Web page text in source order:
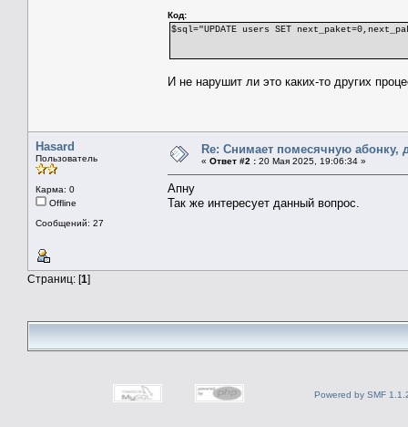
Код:
$sql="UPDATE users SET
И не нарушит ли это каких-то других
Hasard
Пользователь
Карма: 0
Offline
Сообщений: 27
Re: Снимает помесячную абонку,
« Ответ #2 : 20 Мая 2025, 19:06:34 »
Апну
Так же интересует данный вопрос.
Страниц: [1]
Powered by SMF